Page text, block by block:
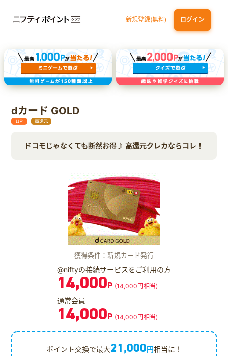
新規登録(無料) ログイン
三井住友カード（NL）オーロラデザイン
【三井住友銀行口座お持ちの方専用】Olive口座切替 P-one Wiz
ライフカードビジネスライトプラス
dカード GOLD
ドコモじゃなくても断然お得♪ 高還元クレカならコレ！
獲得条件：新規カード発行
@niftyの接続サービスをご利用の方
14,000P (14,000円相当)
通常会員
14,000P (14,000円相当)
ポイント交換で最大21,000円相当に！